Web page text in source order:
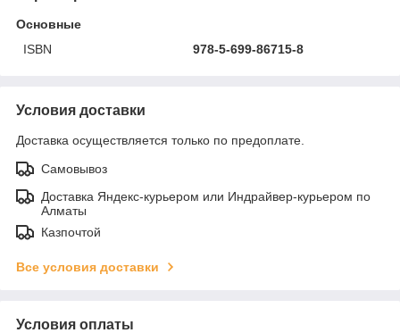
Основные
ISBN
978-5-699-86715-8
Условия доставки
Доставка осуществляется только по предоплате.
Самовывоз
Доставка Яндекс-курьером или Индрайвер-курьером по
Алматы
Казпочтой
Все условия доставки
Условия оплаты